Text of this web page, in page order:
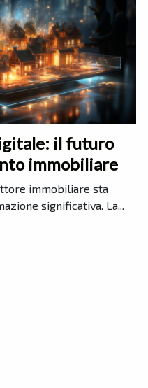
il futuro
immobiliare
immobiliare sta
significativa. La...